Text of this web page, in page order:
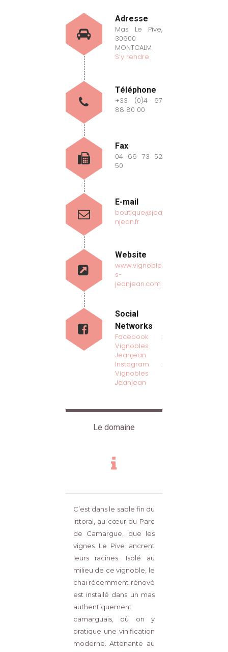
Adresse
Mas Le Pive,
30600
MONTCALM
S’y rendre
Téléphone
+33 (0)4 67
88 80 00
Fax
04 66 73 52
50
E-mail
boutique@jea
njean.fr
Website
www.vignoble
s-
jeanjean.com
Social
Networks
Facebook :
Vignobles
Jeanjean
Instagram :
Vignobles
Jeanjean
Le domaine
C’est dans le sable fin du
littoral, au cœur du Parc
de Camargue, que les
vignes Le Pive ancrent
leurs racines. Isolé au
milieu de ce vignoble, le
chai récemment rénové
est installé dans un mas
authentiquement
camarguais, où on y
pratique une vinification
moderne. Attenante au